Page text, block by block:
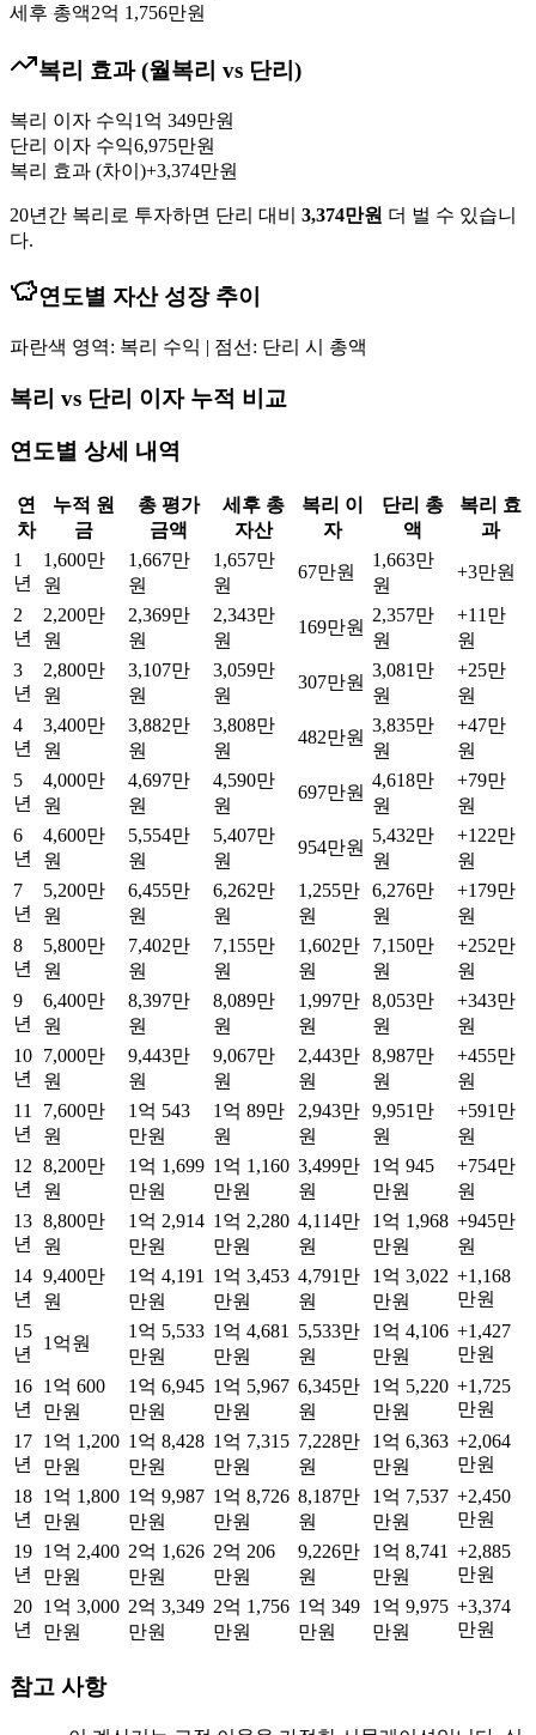
세후 총액2억 1,756만원
복리 효과 (월복리 vs 단리)
복리 이자 수익1억 349만원
단리 이자 수익6,975만원
복리 효과 (차이)+3,374만원
20년간 복리로 투자하면 단리 대비 3,374만원 더 벌 수 있습니
다.
연도별 자산 성장 추이
파란색 영역: 복리 수익 | 점선: 단리 시 총액
복리 vs 단리 이자 누적 비교
연도별 상세 내역
연
차
누적 원
금
총 평가
금액
세후 총
자산
복리 이
자
단리 총
액
복리 효
과
1
년
1,600만
원
1,667만
원
1,657만
원
67만원
1,663만
원
+3만원
2
년
2,200만
원
2,369만
원
2,343만
원
169만원
2,357만
원
+11만
원
3
년
2,800만
원
3,107만
원
3,059만
원
307만원
3,081만
원
+25만
원
4
년
3,400만
원
3,882만
원
3,808만
원
482만원
3,835만
원
+47만
원
5
년
4,000만
원
4,697만
원
4,590만
원
697만원
4,618만
원
+79만
원
6
년
4,600만
원
5,554만
원
5,407만
원
954만원
5,432만
원
+122만
원
7
년
5,200만
원
6,455만
원
6,262만
원
1,255만
원
6,276만
원
+179만
원
8
년
5,800만
원
7,402만
원
7,155만
원
1,602만
원
7,150만
원
+252만
원
9
년
6,400만
원
8,397만
원
8,089만
원
1,997만
원
8,053만
원
+343만
원
10
년
7,000만
원
9,443만
원
9,067만
원
2,443만
원
8,987만
원
+455만
원
11
년
7,600만
원
1억 543
만원
1억 89만
원
2,943만
원
9,951만
원
+591만
원
12
년
8,200만
원
1억 1,699
만원
1억 1,160
만원
3,499만
원
1억 945
만원
+754만
원
13
년
8,800만
원
1억 2,914
만원
1억 2,280
만원
4,114만
원
1억 1,968
만원
+945만
원
14
년
9,400만
원
1억 4,191
만원
1억 3,453
만원
4,791만
원
1억 3,022
만원
+1,168
만원
15
년
1억원
1억 5,533
만원
1억 4,681
만원
5,533만
원
1억 4,106
만원
+1,427
만원
16
년
1억 600
만원
1억 6,945
만원
1억 5,967
만원
6,345만
원
1억 5,220
만원
+1,725
만원
17
년
1억 1,200
만원
1억 8,428
만원
1억 7,315
만원
7,228만
원
1억 6,363
만원
+2,064
만원
18
년
1억 1,800
만원
1억 9,987
만원
1억 8,726
만원
8,187만
원
1억 7,537
만원
+2,450
만원
19
년
1억 2,400
만원
2억 1,626
만원
2억 206
만원
9,226만
원
1억 8,741
만원
+2,885
만원
20
년
1억 3,000
만원
2억 3,349
만원
2억 1,756
만원
1억 349
만원
1억 9,975
만원
+3,374
만원
참고 사항